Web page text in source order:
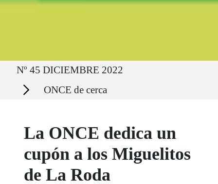
Ruta del sitio
Nº 45 DICIEMBRE 2022
Secciones ONCE de cerca
La ONCE dedica un
cupón a los Miguelitos
de La Roda